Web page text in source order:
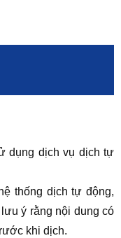
dụng dịch vụ dịch tự
thống dịch tự động,
ý rằng nội dung có
khi dịch.